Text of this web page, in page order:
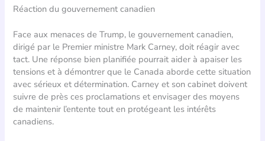
Réaction du gouvernement canadien
Face aux menaces de Trump, le gouvernement canadien,
dirigé par le Premier ministre Mark Carney, doit réagir avec
tact. Une réponse bien planifiée pourrait aider à apaiser les
tensions et à démontrer que le Canada aborde cette situation
avec sérieux et détermination. Carney et son cabinet doivent
suivre de près ces proclamations et envisager des moyens
de maintenir l’entente tout en protégeant les intérêts
canadiens.